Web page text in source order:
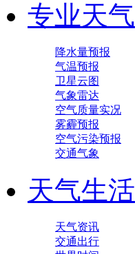
专业天气
降水量预报
气温预报
卫星云图
气象雷达
空气质量实况
雾霾预报
空气污染预报
交通气象
天气生活
天气资讯
交通出行